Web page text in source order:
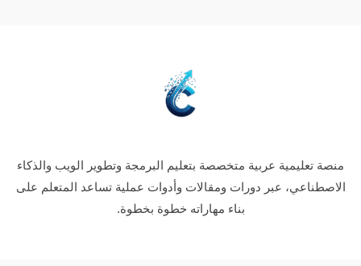
منصة تعليمية عربية متخصصة بتعليم البرمجة وتطوير الويب والذكاء
الاصطناعي، عبر دورات ومقالات وأدوات عملية تساعد المتعلم على
بناء مهاراته خطوة بخطوة.